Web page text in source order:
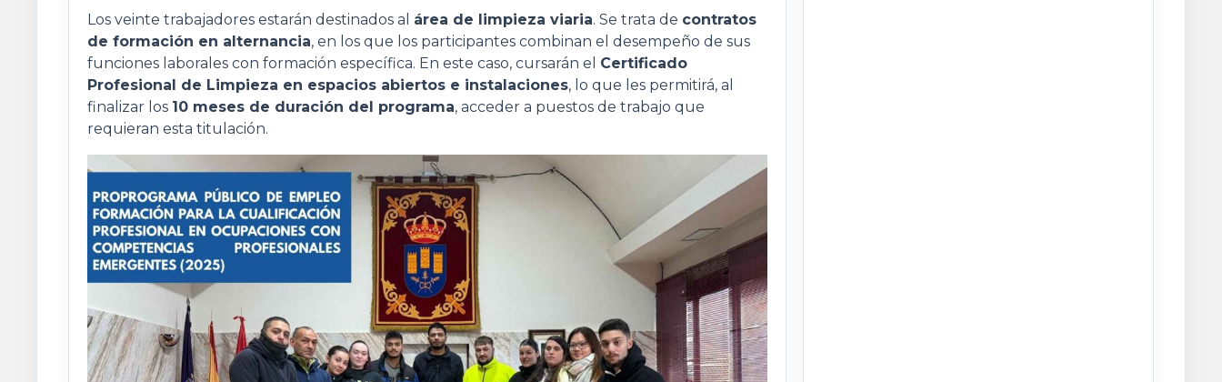
Los veinte trabajadores estarán destinados al área de limpieza viaria. Se trata de contratos
de formación en alternancia, en los que los participantes combinan el desempeño de sus
funciones laborales con formación específica. En este caso, cursarán el Certificado
Profesional de Limpieza en espacios abiertos e instalaciones, lo que les permitirá, al
finalizar los 10 meses de duración del programa, acceder a puestos de trabajo que
requieran esta titulación.